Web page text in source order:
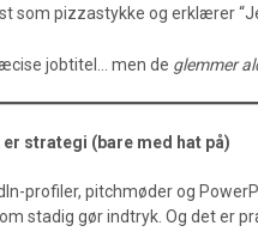
som pizzastykke og erklærer
jobtitel… men de glemmer
strategi (bare med hat på)
profiler, pitchmøder og
stadig gør indtryk. Og det er